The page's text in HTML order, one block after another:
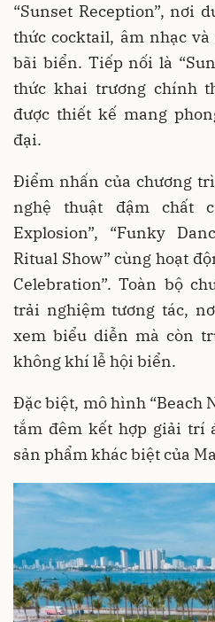
“Sunset Reception”, nơi
thức cocktail, âm nhạc
bãi biển. Tiếp nối là
thức khai trương chính
được thiết kế mang
đại.
Điểm nhấn của chương
nghệ thuật đậm chất
Explosion”, “Funky
Ritual Show” cùng hoạt
Celebration”. Toàn bộ
trải nghiệm tương tác,
xem biểu diễn mà còn
không khí lễ hội biển.
Đặc biệt, mô hình “Beach
tắm đêm kết hợp giải trí
sản phẩm khác biệt của